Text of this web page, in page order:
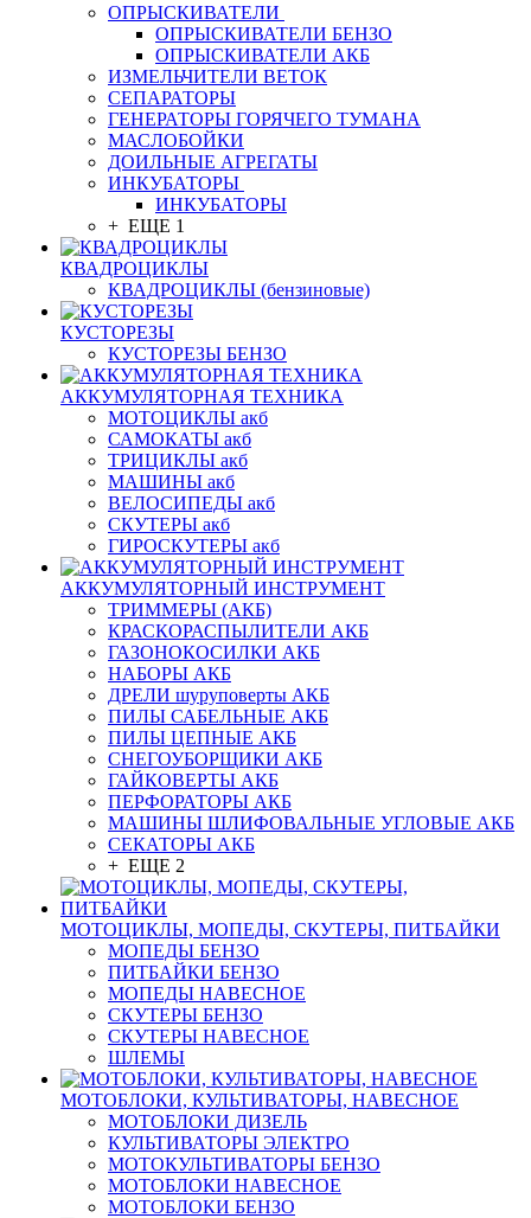
ОПРЫСКИВАТЕЛИ
ОПРЫСКИВАТЕЛИ БЕНЗО
ОПРЫСКИВАТЕЛИ АКБ
ИЗМЕЛЬЧИТЕЛИ ВЕТОК
СЕПАРАТОРЫ
ГЕНЕРАТОРЫ ГОРЯЧЕГО ТУМАНА
МАСЛОБОЙКИ
ДОИЛЬНЫЕ АГРЕГАТЫ
ИНКУБАТОРЫ
ИНКУБАТОРЫ
+ ЕЩЕ 1
КВАДРОЦИКЛЫ
КВАДРОЦИКЛЫ (бензиновые)
КУСТОРЕЗЫ
КУСТОРЕЗЫ БЕНЗО
АККУМУЛЯТОРНАЯ ТЕХНИКА
МОТОЦИКЛЫ акб
САМОКАТЫ акб
ТРИЦИКЛЫ акб
МАШИНЫ акб
ВЕЛОСИПЕДЫ акб
СКУТЕРЫ акб
ГИРОСКУТЕРЫ акб
АККУМУЛЯТОРНЫЙ ИНСТРУМЕНТ
ТРИММЕРЫ (АКБ)
КРАСКОРАСПЫЛИТЕЛИ АКБ
ГАЗОНОКОСИЛКИ АКБ
НАБОРЫ АКБ
ДРЕЛИ шуруповерты АКБ
ПИЛЫ САБЕЛЬНЫЕ АКБ
ПИЛЫ ЦЕПНЫЕ АКБ
СНЕГОУБОРЩИКИ АКБ
ГАЙКОВЕРТЫ АКБ
ПЕРФОРАТОРЫ АКБ
МАШИНЫ ШЛИФОВАЛЬНЫЕ УГЛОВЫЕ АКБ
СЕКАТОРЫ АКБ
+ ЕЩЕ 2
МОТОЦИКЛЫ, МОПЕДЫ, СКУТЕРЫ, ПИТБАЙКИ
МОПЕДЫ БЕНЗО
ПИТБАЙКИ БЕНЗО
МОПЕДЫ НАВЕСНОЕ
СКУТЕРЫ БЕНЗО
СКУТЕРЫ НАВЕСНОЕ
ШЛЕМЫ
МОТОБЛОКИ, КУЛЬТИВАТОРЫ, НАВЕСНОЕ
МОТОБЛОКИ ДИЗЕЛЬ
КУЛЬТИВАТОРЫ ЭЛЕКТРО
МОТОКУЛЬТИВАТОРЫ БЕНЗО
МОТОБЛОКИ НАВЕСНОЕ
МОТОБЛОКИ БЕНЗО